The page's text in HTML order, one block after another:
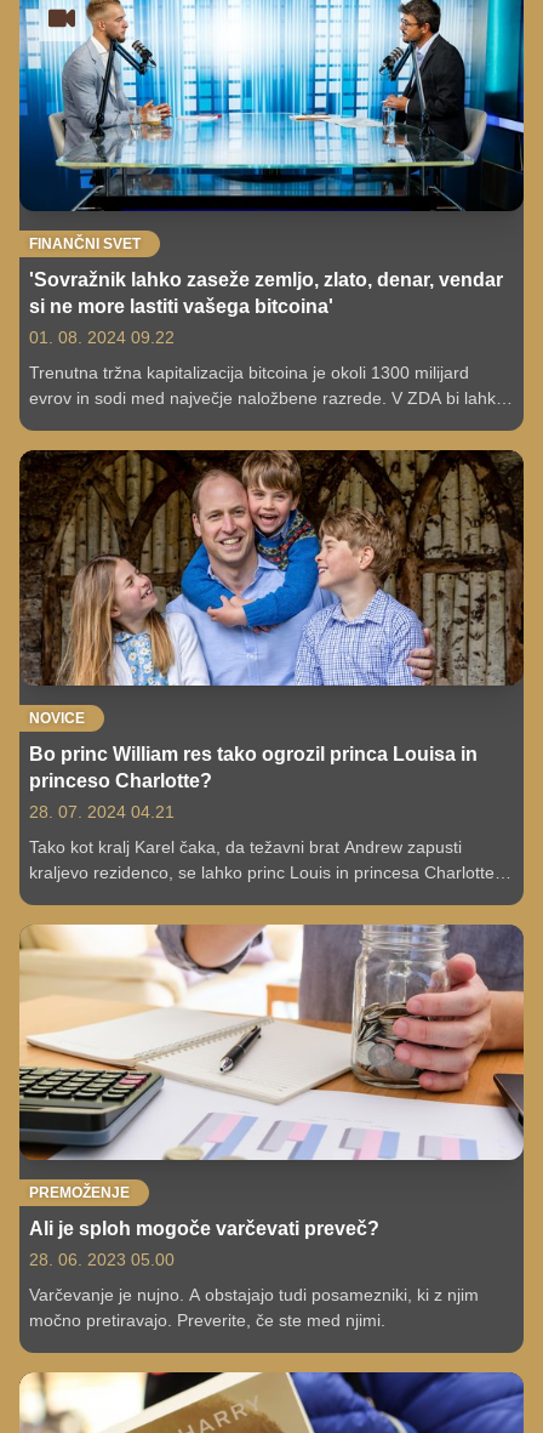
FINANČNI SVET
'Sovražnik lahko zaseže zemljo, zlato, denar, vendar
si ne more lastiti vašega bitcoina'
01. 08. 2024 09.22
Trenutna tržna kapitalizacija bitcoina je okoli 1300 milijard
evrov in sodi med največje naložbene razrede. V ZDA bi lahko
ekonomist Klemen Končan Verstovšek, ki je tudi avtor
priročnika o denarju 'Od barantanja do bitcoina', je z Adijem
Omerovićem razkril trenutno stanje. "Sovražnik lahko zaseže
zemljo, zlato, denar, vendar si ne more lastiti vašega bitcoina,
če mu ga sami ne pošljete. Lahko vas prisili, da razkrijete 12
besed, ki so vaše geslo, vendar če vas prej ubije, nikoli ne bo
prišel do vašega bitcoina," pravi.
NOVICE
Bo princ William res tako ogrozil princa Louisa in
princeso Charlotte?
28. 07. 2024 04.21
Tako kot kralj Karel čaka, da težavni brat Andrew zapusti
kraljevo rezidenco, se lahko princ Louis in princesa Charlotte
vplival njun oče, princ William.
PREMOŽENJE
Ali je sploh mogoče varčevati preveč?
28. 06. 2023 05.00
Varčevanje je nujno. A obstajajo tudi posamezniki, ki z njim
močno pretiravajo. Preverite, če ste med njimi.